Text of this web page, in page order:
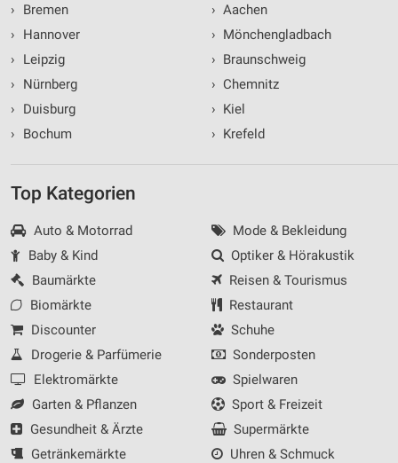
›
Bremen
›
Hannover
›
Leipzig
›
Nürnberg
›
Duisburg
›
Bochum
› Aachen
› Mönchengladbach
› Braunschweig
› Chemnitz
› Kiel
› Krefeld
Top Kategorien
Auto & Motorrad
Baby & Kind
Baumärkte
Biomärkte
Discounter
Drogerie & Parfümerie
Elektromärkte
Garten & Pflanzen
Gesundheit & Ärzte
Getränkemärkte
Mode & Bekleidung
Optiker & Hörakustik
Reisen & Tourismus
Restaurant
Schuhe
Sonderposten
Spielwaren
Sport & Freizeit
Supermärkte
Uhren & Schmuck